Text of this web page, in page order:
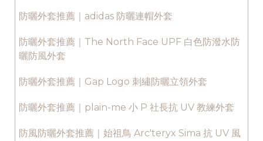
防曬外套推薦｜adidas 防曬連帽外套
防曬外套推薦｜The North Face UPF 白色防潑水防
曬防風外套
防曬外套推薦｜Gap Logo 刺繡防曬立領外套
防曬外套推薦｜plain-me 小 P 社長抗 UV 教練外套
防風防曬外套推薦｜始祖鳥 Arc'teryx Sima 抗 UV 風